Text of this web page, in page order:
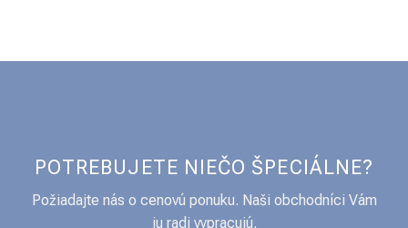
POTREBUJETE NIEČO ŠPECIÁLNE?
Požiadajte nás o cenovú ponuku. Naši obchodníci Vám
ju radi vypracujú.